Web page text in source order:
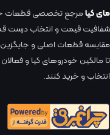
مای کیامرجع تخصصی قطعات
شفافیت قیمت و انتخاب درست
مقایسه قطعات اصلی و جایگزین،
تا مالکین خودروهای کیا و فعالان
انتخاب و خرید کنند.